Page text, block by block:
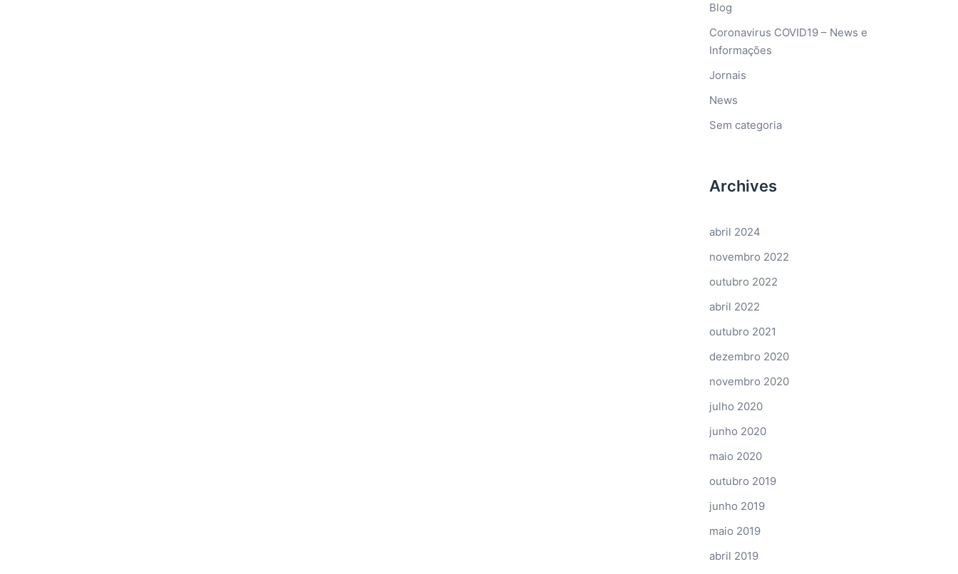
Blog
Coronavirus COVID19 – News e
Informações
Jornais
News
Sem categoria
Archives
abril 2024
novembro 2022
outubro 2022
abril 2022
outubro 2021
dezembro 2020
novembro 2020
julho 2020
junho 2020
maio 2020
outubro 2019
junho 2019
maio 2019
abril 2019